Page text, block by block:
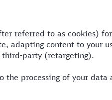
BUS,RE,ICE